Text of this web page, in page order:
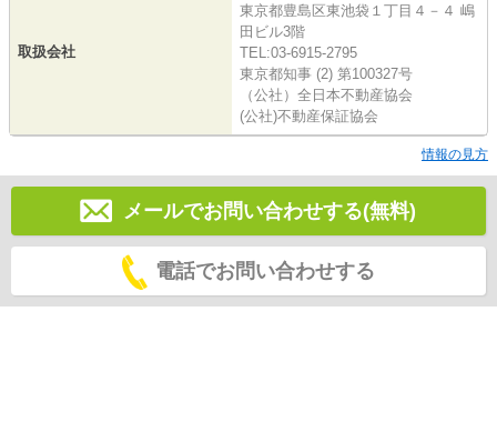
取扱会社
東京都豊島区東池袋１丁目４－４ 嶋
田ビル3階
TEL:03-6915-2795
東京都知事 (2) 第100327号
（公社）全日本不動産協会
(公社)不動産保証協会
情報の見方
メールでお問い合わせする(無料)
電話でお問い合わせする